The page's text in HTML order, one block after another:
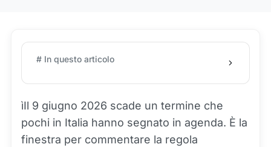
# In questo articolo
ìIl 9 giugno 2026 scade un termine che
pochi in Italia hanno segnato in agenda. È la
finestra per commentare la regola